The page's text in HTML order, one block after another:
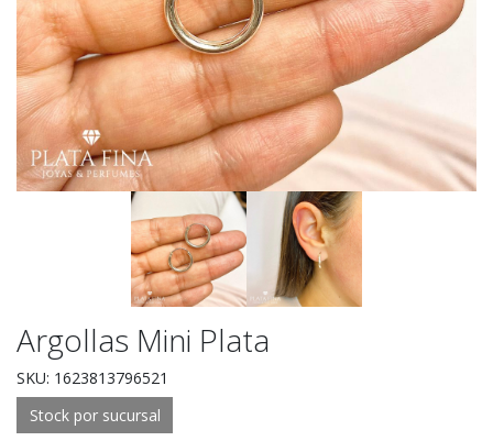
Argollas Mini Plata
SKU: 1623813796521
Stock por sucursal